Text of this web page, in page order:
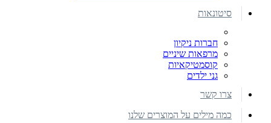
סיטונאות
חברות ניקיון
מרפאות שיניים
קוסמטיקאיות
גני ילדים
צרו קשר
כמה מילים על המוצרים שלנו